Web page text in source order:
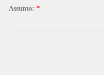
Assunto: *